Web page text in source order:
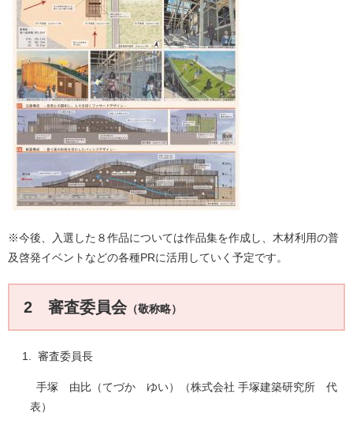
※今後、入選した８作品については作品集を作成し、木材利用の普
及啓発イベントなどの各種PRに活用していく予定です。
2 審査委員会（敬称略）
1. 審査委員長
手塚 由比（てづか ゆい）（株式会社 手塚建築研究所 代
表）